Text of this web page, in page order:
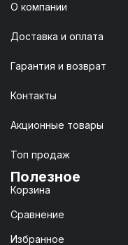
О компании
Доставка и оплата
Гарантия и возврат
Контакты
Акционные товары
Топ продаж
Полезное
Корзина
Сравнение
Избранное